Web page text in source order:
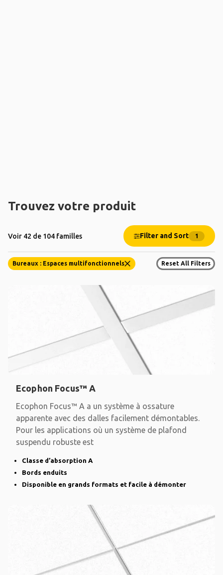
Trouvez votre produit
Voir 42 de 104 familles Filter and Sort 1
Bureaux : Espaces multifonctionnels Reset All Filters
Ecophon Focus™ A
Ecophon Focus™ A a un système à ossature
apparente avec des dalles facilement démontables.
Pour les applications où un système de plafond
suspendu robuste est
Classe d’absorption A
Bords enduits
Disponible en grands formats et facile à démonter